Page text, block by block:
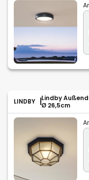
LINDBY
Lindby
Ø 26,5cm